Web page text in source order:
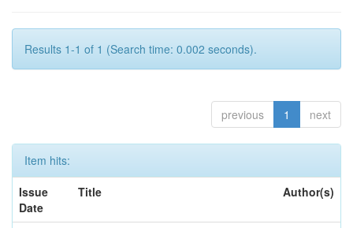
Results 1-1 of 1 (Search time: 0.002 seconds).
previous 1 next
Item hits:
Issue
Date
Title Author(s)